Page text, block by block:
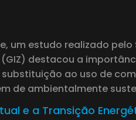
um estudo realizado
destacou a
ao uso de
de ambientalmente
e a Transição